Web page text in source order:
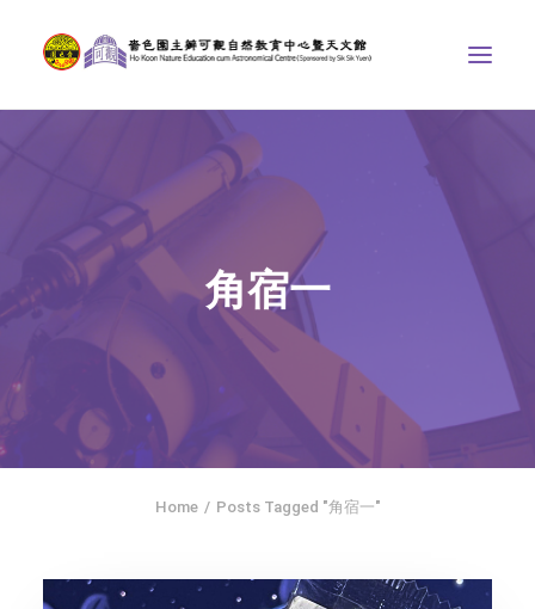
天文館
博物天地
比賽/專題計劃
聯絡我們
SEARCH
社交平台
角宿一
Home Posts Tagged "角宿一"